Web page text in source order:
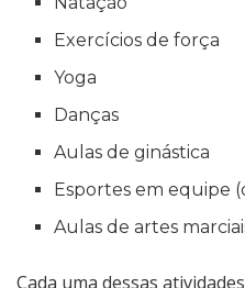
Exercícios de força
Yoga
Danças
Aulas de ginástica
Esportes em equipe
Aulas de artes
Cada uma dessas